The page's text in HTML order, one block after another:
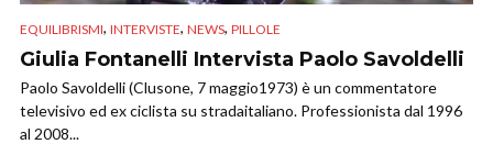
EQUILIBRISMI, INTERVISTE, NEWS, PILLOLE
Giulia Fontanelli Intervista Paolo Savoldelli
Paolo Savoldelli (Clusone, 7 maggio1973) è un commentatore
televisivo ed ex ciclista su stradaitaliano. Professionista dal 1996
al 2008...